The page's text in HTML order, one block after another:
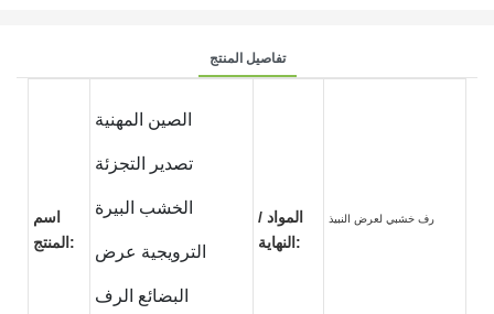
تفاصيل المنتج
اسم
المنتج:
الصين المهنية
تصدير التجزئة
الخشب البيرة
الترويجية عرض
البضائع الرف
المواد /
النهاية: